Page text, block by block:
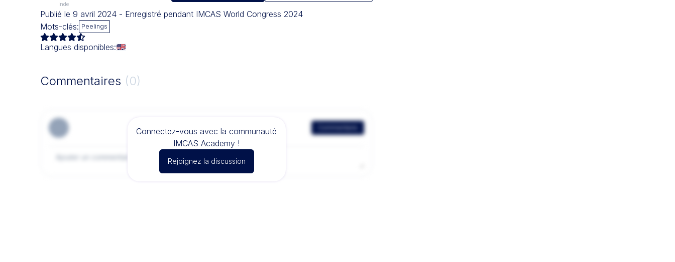
Inde
Publié le 9 avril 2024 - Enregistré pendant IMCAS World Congress 2024
Mots-clés: Peelings
Langues disponibles:
Commentaires (0)
Connectez-vous avec la communauté
IMCAS Academy !
Rejoignez la discussion